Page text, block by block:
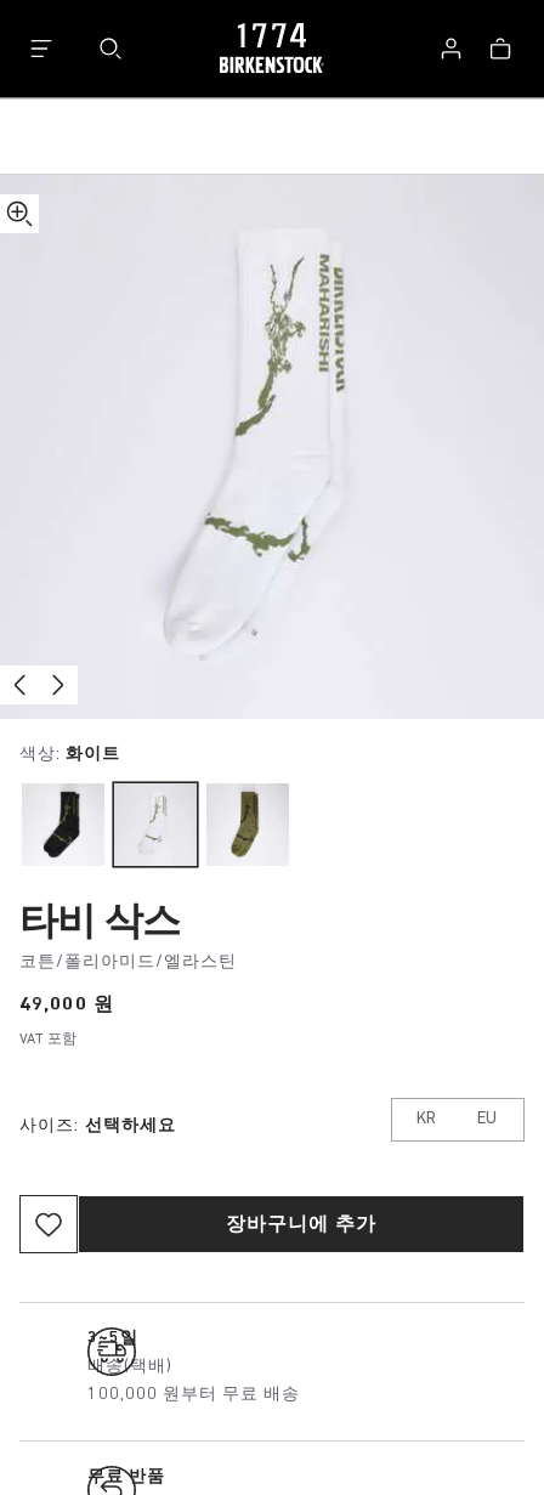
그
가
방
Cotton/Polyamid/Elastane
색상: 화이트
타비 삭스
코튼/폴리아미드/엘라스틴
Price:
49,000 원
VAT 포함
사이즈: 선택하세요 KR EU
장바구니에 추가
3~5일
배송(택배)
100,000 원부터 무료 배송
무료 반품
product